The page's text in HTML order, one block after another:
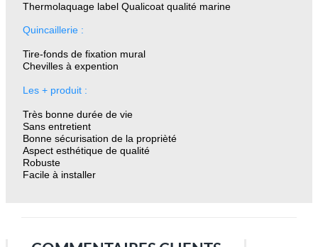
Thermolaquage label Qualicoat qualité marine
Quincaillerie :
Tire-fonds de fixation mural
Chevilles à expention
Les + produit :
Très bonne durée de vie
Sans entretient
Bonne sécurisation de la proprièté
Aspect esthétique de qualité
Robuste
Facile à installer